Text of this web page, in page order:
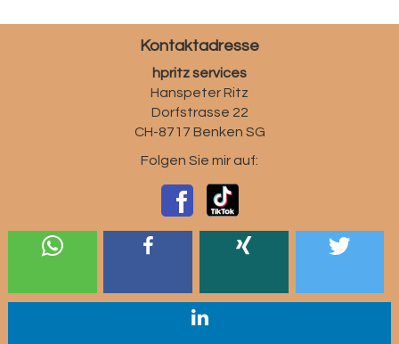
Kontaktadresse
hpritz services
Hanspeter Ritz
Dorfstrasse 22
CH-8717 Benken SG
Folgen Sie mir auf: